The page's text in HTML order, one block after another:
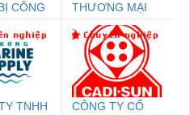
CÔNG
VIỆT
THƯƠNG MẠI
DỊCH VỤ KỸ
THUẬT ĐIỆN CƠ
GIA HƯNG
PHÁT
TNHH
CÔNG TY CỔ